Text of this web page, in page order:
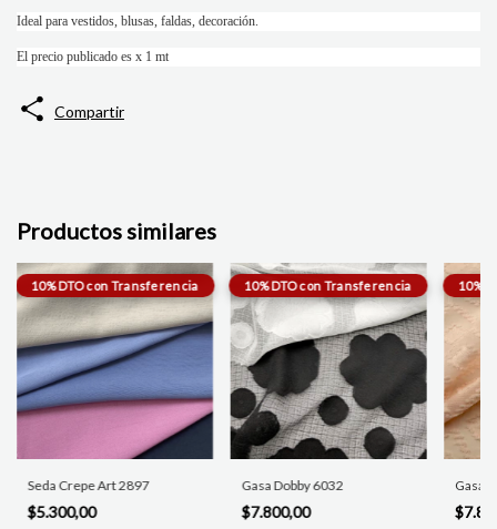
Ideal para vestidos, blusas, faldas, decoración.
El precio publicado es x 1 mt
Compartir
Productos similares
Seda Crepe Art 2897
$5.300,00
Gasa Dobby 6032
$7.800,00
Gasa